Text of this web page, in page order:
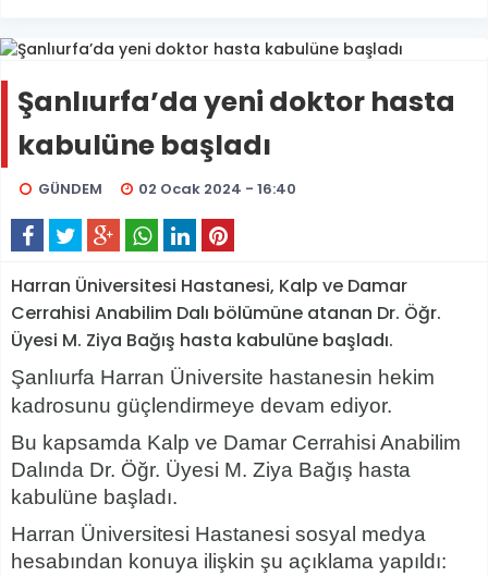
Şanlıurfa’da yeni doktor hasta
kabulüne başladı
GÜNDEM 02 Ocak 2024 - 16:40
Harran Üniversitesi Hastanesi, Kalp ve Damar
Cerrahisi Anabilim Dalı bölümüne atanan Dr. Öğr.
Üyesi M. Ziya Bağış hasta kabulüne başladı.
Şanlıurfa Harran Üniversite hastanesin hekim
kadrosunu güçlendirmeye devam ediyor.
Bu kapsamda Kalp ve Damar Cerrahisi Anabilim
Dalında Dr. Öğr. Üyesi M. Ziya Bağış hasta
kabulüne başladı.
Harran Üniversitesi Hastanesi sosyal medya
hesabından konuya ilişkin şu açıklama yapıldı: